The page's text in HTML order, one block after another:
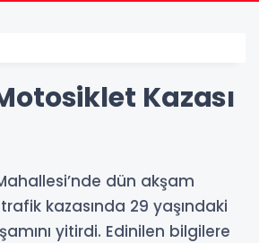
Kazası
dün akşam
kazasında 29 yaşındaki
yitirdi. Edinilen bilgilere